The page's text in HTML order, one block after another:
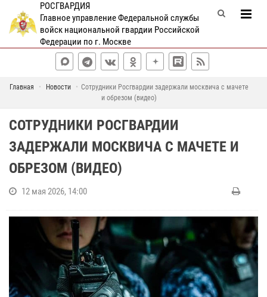
РОСГВАРДИЯ
Главное управление Федеральной службы
войск национальной гвардии Российской
Федерации по г. Москве
Главная Новости
Сотрудники Росгвардии задержали москвича c мачете
и обрезом (видео)
СОТРУДНИКИ РОСГВАРДИИ
ЗАДЕРЖАЛИ МОСКВИЧА C МАЧЕТЕ И
ОБРЕЗОМ (ВИДЕО)
12 мая 2026, 14:00